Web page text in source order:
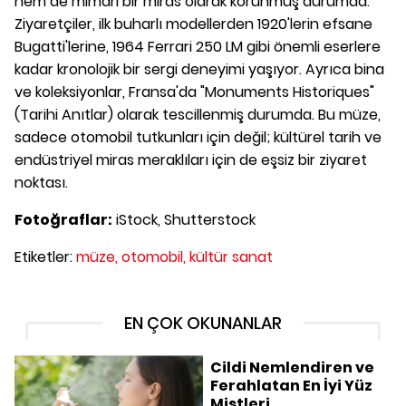
Ziyaretçiler, ilk buharlı modellerden 1920'lerin efsane
Bugatti'lerine, 1964 Ferrari 250 LM gibi önemli eserlere
kadar kronolojik bir sergi deneyimi yaşıyor. Ayrıca bina
ve koleksiyonlar, Fransa'da "Monuments Historiques"
(Tarihi Anıtlar) olarak tescillenmiş durumda. Bu müze,
sadece otomobil tutkunları için değil; kültürel tarih ve
endüstriyel miras meraklıları için de eşsiz bir ziyaret
noktası.
Fotoğraflar: iStock, Shutterstock
Etiketler:müze,otomobil,kültür sanat
EN ÇOK OKUNANLAR
Cildi Nemlendiren ve
Ferahlatan En İyi Yüz